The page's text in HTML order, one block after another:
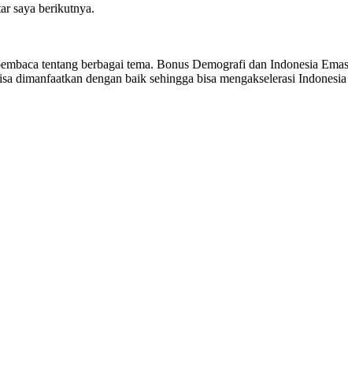
saya berikutnya.
tentang berbagai tema. Bonus Demografi dan Indonesia
dengan baik sehingga bisa mengakselerasi